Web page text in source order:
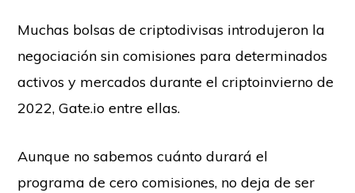
Muchas bolsas de criptodivisas introdujeron la
negociación sin comisiones para determinados
activos y mercados durante el criptoinvierno de
2022, Gate.io entre ellas.
Aunque no sabemos cuánto durará el
programa de cero comisiones, no deja de ser